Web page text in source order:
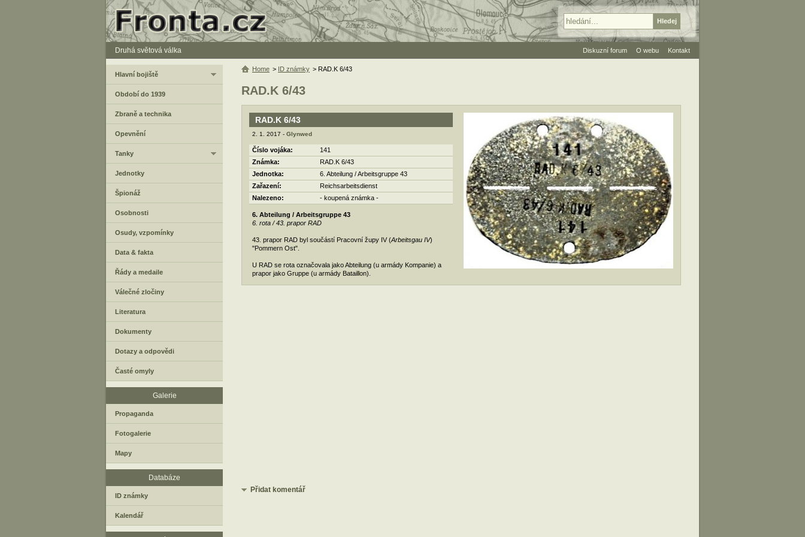
Druhá světová válka
RAD.K 6/43
RAD.K 6/43
2. 1. 2017 - Glynwed
Číslo vojáka:
141
Známka:
RAD.K 6/43
Jednotka:
6. Abteilung / Arbeitsgruppe 43
Zařazení:
Reichsarbeitsdienst
Nalezeno:
- koupená známka -
6. Abteilung / Arbeitsgruppe 43
6. rota / 43. prapor RAD
43. prapor RAD byl součástí Pracovní župy IV (Arbeitsgau IV)
"Pommern Ost".
U RAD se rota označovala jako Abteilung (u armády Kompanie) a
prapor jako Gruppe (u armády Bataillon).
Home > ID známky > RAD.K 6/43
Přidat komentář
Hlavní bojiště
Období do 1939
Zbraně a technika
Opevnění
Tanky
Jednotky
Špionáž
Osobnosti
Osudy, vzpomínky
Data & fakta
Řády a medaile
Válečné zločiny
Literatura
Dokumenty
Dotazy a odpovědi
Časté omyly
Galerie
Propaganda
Fotogalerie
Mapy
Databáze
ID známky
Kalendář
Diskuzní forum O webu Kontakt